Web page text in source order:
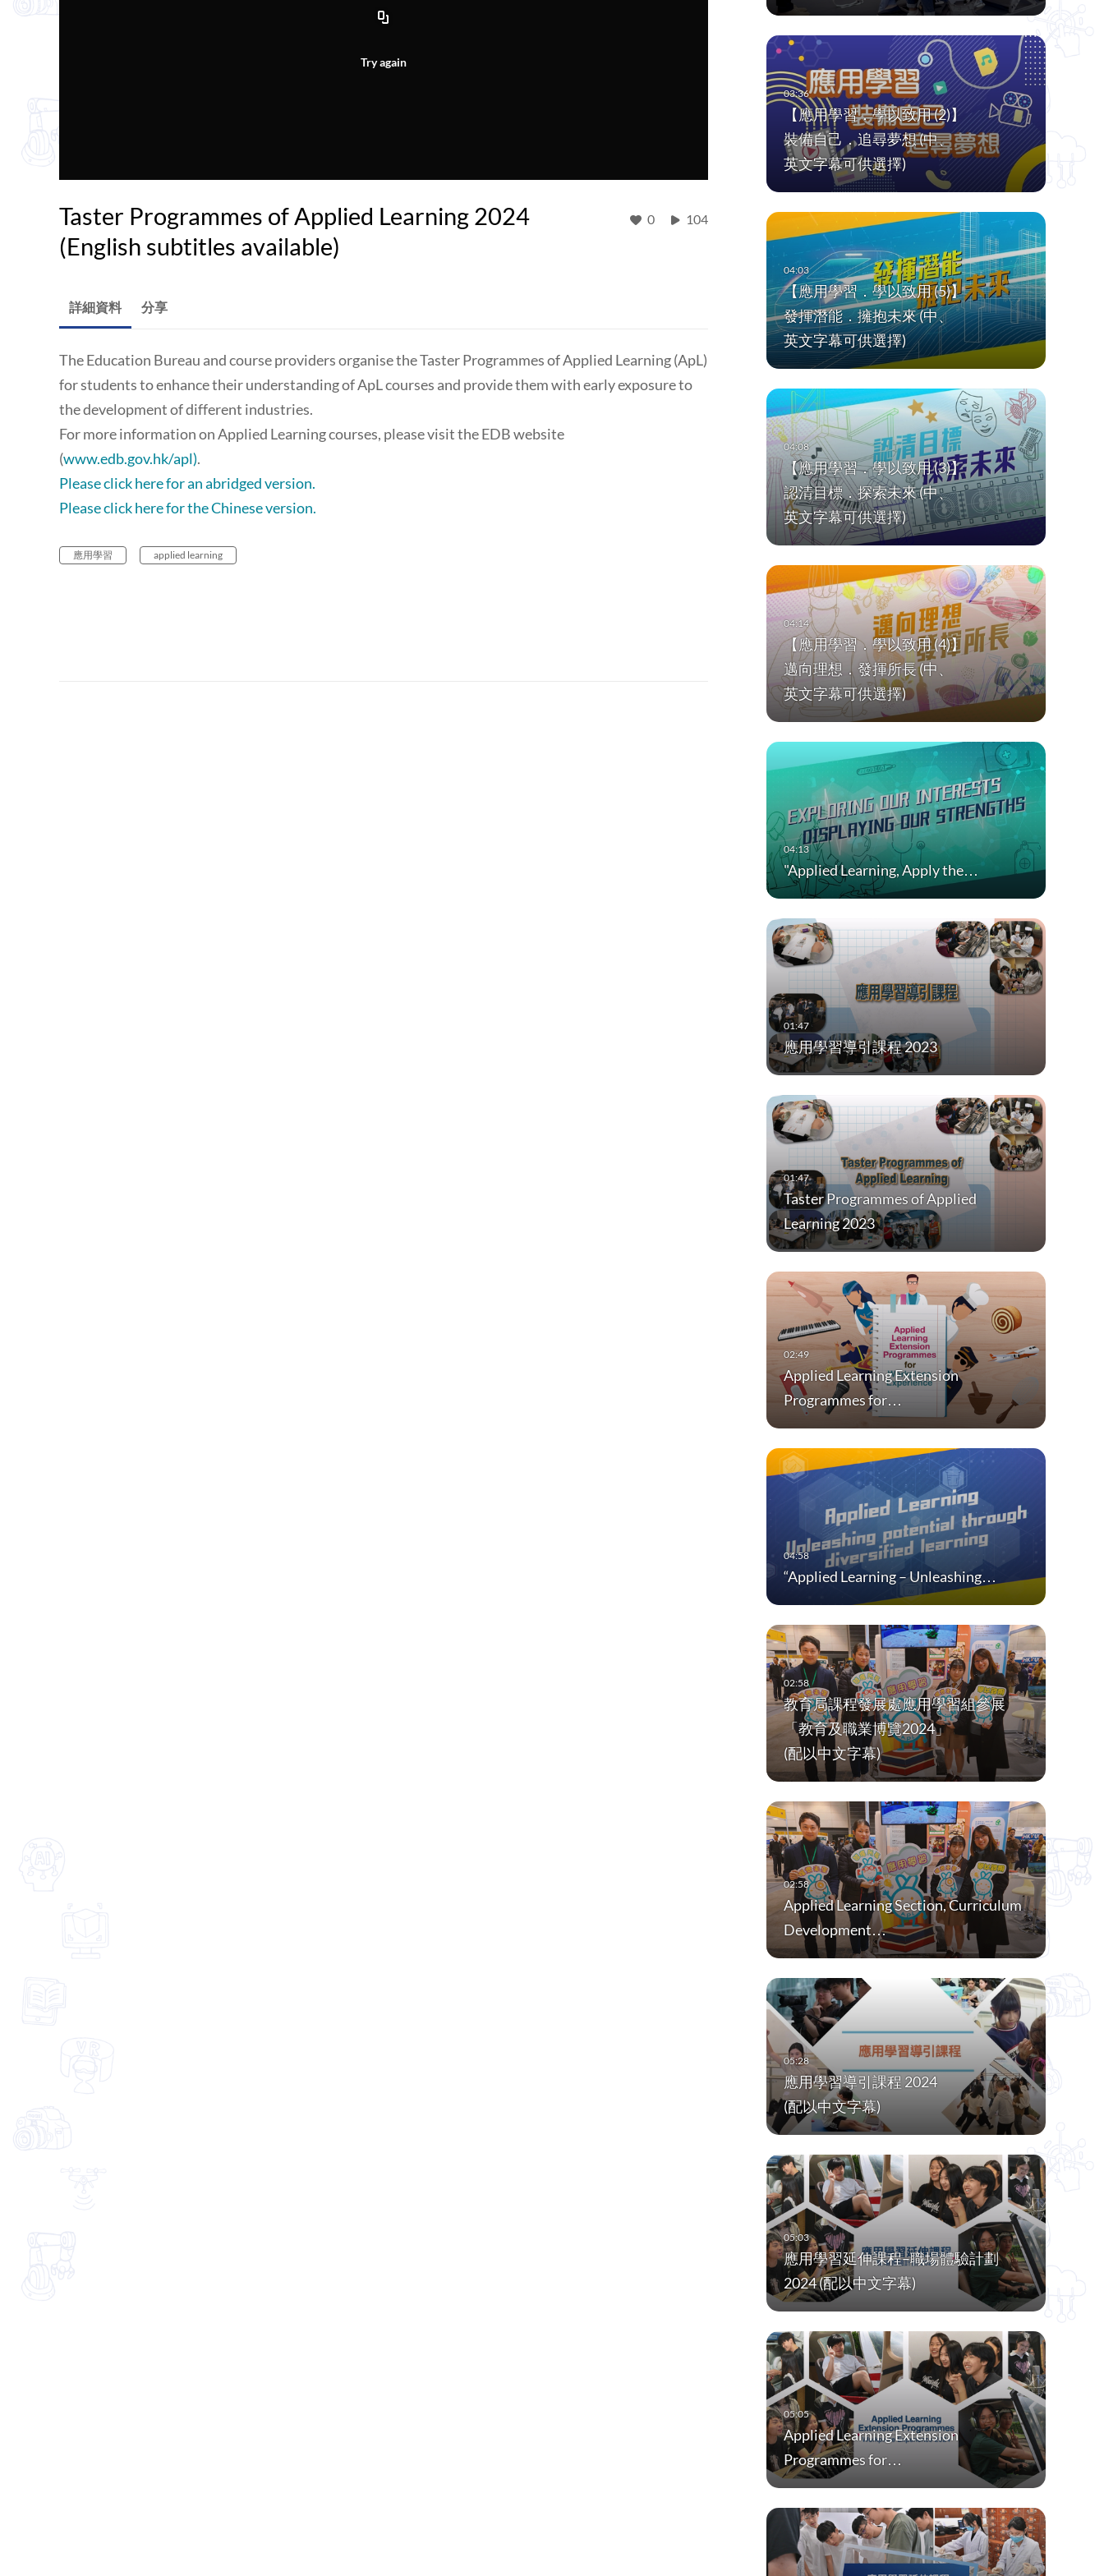
Try again
Taster Programmes of Applied Learning 2024
(English subtitles available)
0 104
【應用學習．學以致用 (2)】
裝備自己．追尋夢想 (中、
英文字幕可供選擇)
【應用學習．學以致用 (5)】
發揮潛能．擁抱未來 (中、
英文字幕可供選擇)
【應用學習．學以致用 (3)】
認清目標．探索未來 (中、
英文字幕可供選擇)
【應用學習．學以致用 (4)】
邁向理想．發揮所長 (中、
英文字幕可供選擇)
"Applied Learning, Apply the…
應用學習導引課程 2023
Taster Programmes of Applied
Learning 2023
Applied Learning Extension
Programmes for…
“Applied Learning – Unleashing…
教育局課程發展處應用學習組參展
「教育及職業博覽2024」
(配以中文字幕)
Applied Learning Section, Curriculum
Development…
應用學習導引課程 2024
(配以中文字幕)
應用學習延伸課程–職場體驗計劃
2024 (配以中文字幕)
Applied Learning Extension
Programmes for…
詳細資料 分享
The Education Bureau and course providers organise the Taster Programmes of Applied Learning (ApL)
for students to enhance their understanding of ApL courses and provide them with early exposure to
the development of different industries.
For more information on Applied Learning courses, please visit the EDB website
(www.edb.gov.hk/apl).
Please click here for an abridged version.
Please click here for the Chinese version.
應用學習 applied learning